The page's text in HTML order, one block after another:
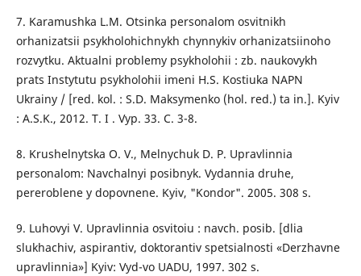
7. Karamushka L.M. Otsinka personalom osvitnikh
orhanizatsii psykholohichnykh chynnykiv orhanizatsiinoho
rozvytku. Aktualni problemy psykholohii : zb. naukovykh
prats Instytutu psykholohii imeni H.S. Kostiuka NAPN
Ukrainy / [red. kol. : S.D. Maksymenko (hol. red.) ta in.]. Kyiv
: A.S.K., 2012. T. I . Vyp. 33. C. 3-8.
8. Krushelnytska O. V., Melnychuk D. P. Upravlinnia
personalom: Navchalnyi posibnyk. Vydannia druhe,
pereroblene y dopovnene. Kyiv, "Kondor". 2005. 308 s.
9. Luhovyi V. Upravlinnia osvitoiu : navch. posib. [dlia
slukhachiv, aspirantiv, doktorantiv spetsialnosti «Derzhavne
upravlinnia»] Kyiv: Vyd-vo UADU, 1997. 302 s.